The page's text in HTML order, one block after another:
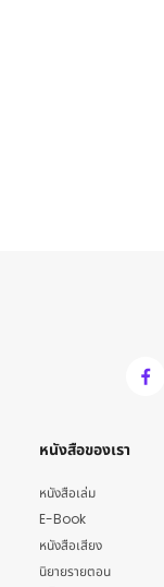
หนังสือของเรา
หนังสือเล่ม
E-Book
หนังสือเสียง
นิยายรายตอน